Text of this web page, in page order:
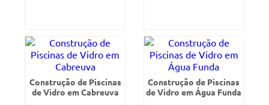
Construção de Piscinas
de Vidro em Cabreuva
Construção de Piscinas
de Vidro em Água Funda